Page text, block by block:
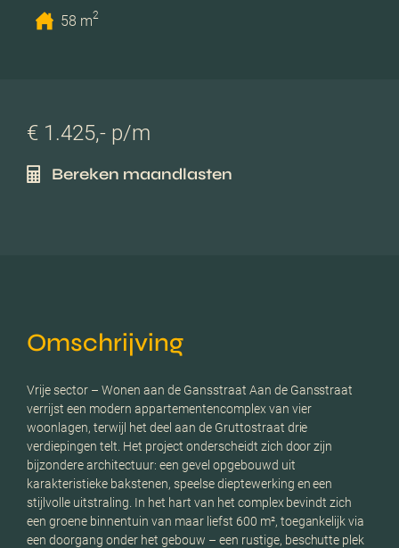
58 m2
€ 1.425,- p/m
Bereken maandlasten
Omschrijving
Vrije sector – Wonen aan de Gansstraat Aan de Gansstraat
verrijst een modern appartementencomplex van vier
woonlagen, terwijl het deel aan de Gruttostraat drie
verdiepingen telt. Het project onderscheidt zich door zijn
bijzondere architectuur: een gevel opgebouwd uit
karakteristieke bakstenen, speelse dieptewerking en een
stijlvolle uitstraling. In het hart van het complex bevindt zich
een groene binnentuin van maar liefst 600 m², toegankelijk via
een doorgang onder het gebouw – een rustige, beschutte plek